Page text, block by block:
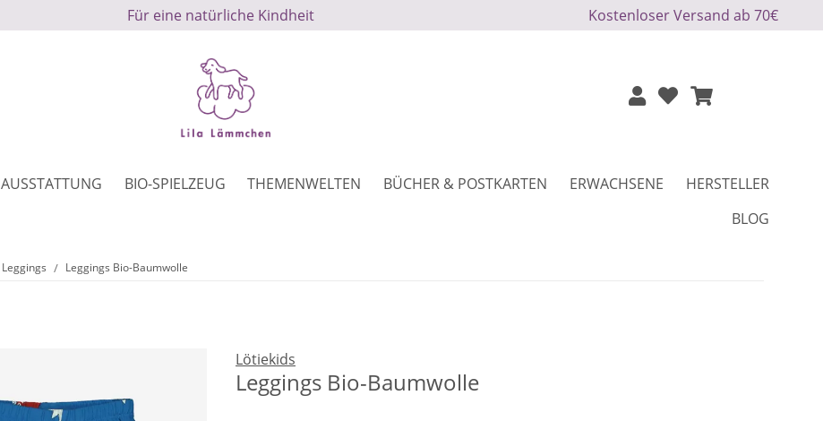
Für eine natürliche Kindheit Kostenloser Versand ab 70€
AUSSTATTUNG BIO-SPIELZEUG THEMENWELTEN BÜCHER & POSTKARTEN ERWACHSENE
HERSTELLER
BLOG
Leggings Leggings Bio-Baumwolle
Lötiekids
Leggings Bio-Baumwolle